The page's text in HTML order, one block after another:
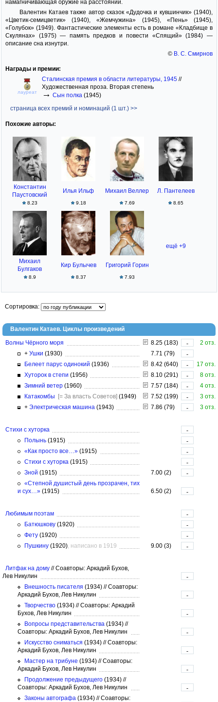
намагничивающая оружие на расстоянии.
Валентин Катаев также автор сказок «Дудочка и кувшинчик» (1940),
«Цветик-семицветик» (1940), «Жемчужина» (1945), «Пень» (1945),
«Голубок» (1949). Фантастические элементы есть в романе «Кладбище в
Скулянах» (1975) — память предков и повести «Спящий» (1984) —
описание сна изнутри.
© В. С. Смирнов
Награды и премии:
лауреат
Сталинская премия в области литературы, 1945 //
Художественная проза. Вторая степень
→ Сын полка (1945)
страница всех премий и номинаций (1 шт.) >>
Похожие авторы:
Константин
Паустовский
8.23
Илья Ильф
9.18
Михаил Веллер
7.69
Л. Пантелеев
8.65
Михаил
Булгаков
8.9
Кир Булычев
8.37
Григорий Горин
7.93
ещё +9
Сортировка:
Валентин Катаев. Циклы произведений
Волны Чёрного моря
8.25 (183) -
2 отз.
+ Ушки (1930) 7.71 (79)
-
Белеет парус одинокий (1936) 8.42 (640) -
17 отз.
Хуторок в степи (1956) 8.10 (291) -
8 отз.
Зимний ветер (1960) 7.57 (184) -
4 отз.
Катакомбы
[= За власть Советов] (1949) 7.52 (199) -
3 отз.
+ Электрическая машина (1943) 7.86 (79) - 3 отз.
Стихи с хуторка
-
Полынь (1915)
-
«Как просто все…» (1915)
-
Стихи с хуторка (1915)
-
Зной (1915) 7.00 (2)
-
«Степной душистый день прозрачен, тих
и сух…» (1915) 6.50 (2) -
Любимым поэтам
-
Батюшкову (1920)
-
Фету (1920)
-
Пушкину (1920), написано в 1919 9.00 (3) -
Литфак на дому //Соавторы: Аркадий Бухов,
Лев Никулин
-
Внешность писателя (1934) //Соавторы:
Аркадий Бухов, Лев Никулин
-
Творчество (1934) //Соавторы: Аркадий
Бухов, Лев Никулин
-
Вопросы представительства (1934) //
Соавторы: Аркадий Бухов, Лев Никулин
-
Искусство сниматься (1934) //Соавторы:
Аркадий Бухов, Лев Никулин
-
Мастер на трибуне (1934) //Соавторы:
Аркадий Бухов, Лев Никулин
-
Продолжение предыдущего (1934) //
Соавторы: Аркадий Бухов, Лев Никулин
-
Законы автографа (1934) //Соавторы: